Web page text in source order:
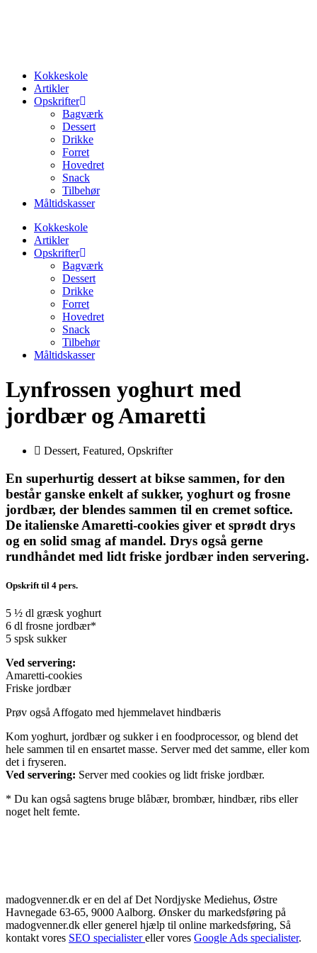
Kokkeskole
Artikler
Opskrifter
Bagværk
Dessert
Drikke
Forret
Hovedret
Snack
Tilbehør
Måltidskasser
Kokkeskole
Artikler
Opskrifter
Bagværk
Dessert
Drikke
Forret
Hovedret
Snack
Tilbehør
Måltidskasser
Lynfrossen yoghurt med
jordbær og Amaretti
Dessert, Featured, Opskrifter
En superhurtig dessert at bikse sammen, for den
består ganske enkelt af sukker, yoghurt og frosne
jordbær, der blendes sammen til en cremet softice.
De italienske Amaretti-cookies giver et sprødt drys
og en solid smag af mandel. Drys også gerne
rundhåndet med lidt friske jordbær inden servering.
Opskrift til 4 pers.
5 ½ dl græsk yoghurt
6 dl frosne jordbær*
5 spsk sukker
Ved servering:
Amaretti-cookies
Friske jordbær
Prøv også Affogato med hjemmelavet hindbæris
Kom yoghurt, jordbær og sukker i en foodprocessor, og blend det
hele sammen til en ensartet masse. Server med det samme, eller kom
det i fryseren.
Ved servering: Server med cookies og lidt friske jordbær.
* Du kan også sagtens bruge blåbær, brombær, hindbær, ribs eller
noget helt femte.
madogvenner.dk er en del af Det Nordjyske Mediehus, Østre
Havnegade 63-65, 9000 Aalborg. Ønsker du markedsføring på
madogvenner.dk eller generel hjælp til online markedsføring, Så
kontakt vores SEO specialistereller vores Google Ads specialister.